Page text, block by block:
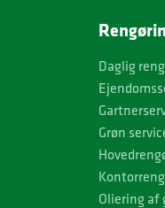
Daglig
Grøn
Oliering af